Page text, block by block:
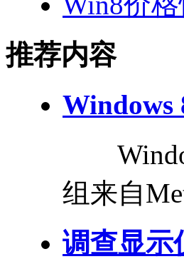
推荐内容
Windows
组来自
调查显示